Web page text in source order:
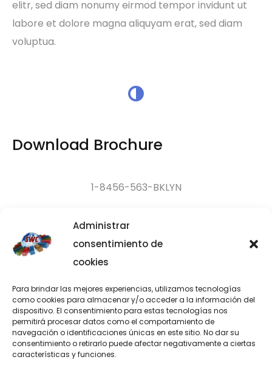
Administrar
consentimiento de
cookies
Para brindar las mejores experiencias, utilizamos tecnologías
como cookies para almacenar y/o acceder a la información del
dispositivo. El consentimiento para estas tecnologías nos
permitirá procesar datos como el comportamiento de
navegación o identificaciones únicas en este sitio. No dar su
consentimiento o retirarlo puede afectar negativamente a ciertas
características y funciones.
elitr, sed diam nonumy eirmod tempor invidunt ut
labore et dolore magna aliquyam erat, sed diam
voluptua.
Download Brochure
1-8456-563-BKLYN
Brooklyn, NY 11218
contact@yourdomain.com